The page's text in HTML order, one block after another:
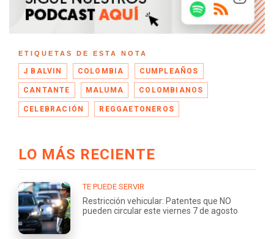
ETIQUETAS DE ESTA NOTA
J BALVIN COLOMBIA CUMPLEAÑOS
CANTANTE MALUMA COLOMBIANOS
CELEBRACIÓN REGGAETONEROS
LO MÁS RECIENTE
TE PUEDE SERVIR
Restricción vehicular: Patentes que NO
pueden circular este viernes 7 de agosto